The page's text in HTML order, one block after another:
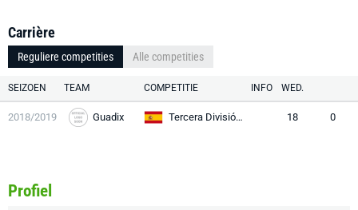
Carrière
Reguliere competities Alle competities
SEIZOEN TEAM COMPETITIE INFO WED.
2018/2019 Guadix Tercera División RFEF 18 0
Profiel